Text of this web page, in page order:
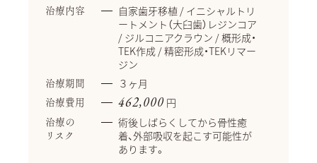
治療内容
自家歯牙移植 / イニシャルトリ
ートメント（大臼歯）レジンコア
/ ジルコニアクラウン / 概形成・
TEK作成 / 精密形成・TEKリマー
ジン
治療期間 ３ヶ月
治療費用 462,000 円
治療の
リスク
術後しばらくしてから骨性癒
着、外部吸収を起こす可能性が
あります。